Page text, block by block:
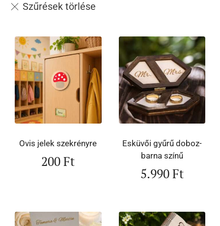
Ovis jelek szekrényre
200Ft
Esküvői gyűrű doboz-
barna színű
5.990Ft